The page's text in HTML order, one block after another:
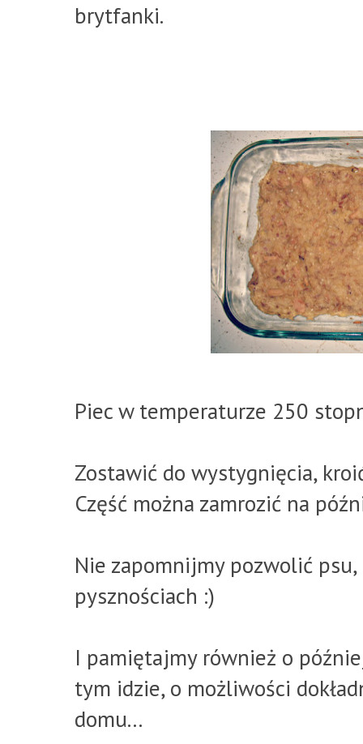
brytfanki.
Piec w temperaturze 250
Zostawić do wystygnięcia,
Część można zamrozić na
Nie zapomnijmy pozwolić
pysznościach :)
I pamiętajmy również o
tym idzie, o możliwości
domu...